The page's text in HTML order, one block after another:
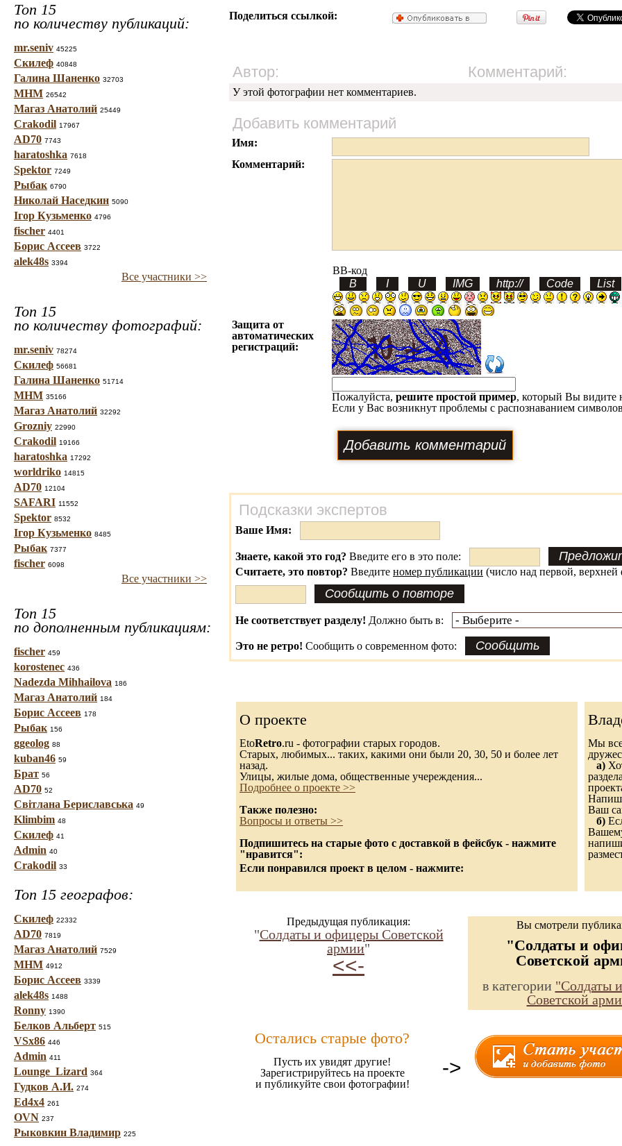
Топ 15
по количеству публикаций:
mr.seniv 45225
Скилеф 40848
Галина Шаненко 32703
МНМ 26542
Магаз Анатолий 25449
Crakodil 17967
AD70 7743
haratoshka 7618
Spektor 7249
Рыбак 6790
Николай Наседкин 5090
Ігор Кузьменко 4796
fischer 4401
Борис Ассеев 3722
alek48s 3394
Все участники >>
Топ 15
по количеству фотографий:
mr.seniv 78274
Скилеф 56681
Галина Шаненко 51714
МНМ 35166
Магаз Анатолий 32292
Grozniy 22990
Crakodil 19166
haratoshka 17292
worldriko 14815
AD70 12104
SAFARI 11552
Spektor 8532
Ігор Кузьменко 8485
Рыбак 7377
fischer 6098
Все участники >>
Топ 15
по дополненным публикациям:
fischer 459
korostenec 436
Nadezda Mihhailova 186
Магаз Анатолий 184
Борис Ассеев 178
Рыбак 156
ggeolog 88
kuban46 59
Брат 56
AD70 52
Світлана Бериславська 49
Klimbim 48
Скилеф 41
Admin 40
Crakodil 33
Топ 15 географов:
Скилеф 22332
AD70 7819
Магаз Анатолий 7529
МНМ 4912
Борис Ассеев 3339
alek48s 1488
Ronny 1390
Белков Альберт 515
VSx86 446
Admin 411
Lounge_Lizard 364
Гудков А.И. 274
Ed4x4 261
OVN 237
Рыковкин Владимир 225
Поделиться ссылкой:
Автор: Комментарий:
У этой фотографии нет комментариев.
Добавить комментарий
Имя:
Комментарий:
BB-код
Защита от
автоматических
регистраций:
Пожалуйста, решите простой пример, который Вы видите
Если у Вас возникнут проблемы с распознаванием
Подсказки экспертов
Ваше Имя:
Знаете, какой это год? Введите его в это поле:
Считаете, это повтор? Введите номер публикации (число над первой,
Не соответствует разделу! Должно быть в:
Это не ретро! Сообщить о современном фото:
О проекте
EtoRetro.ru - фотографии старых городов.
Старых, любимых... таких, какими они были 20, 30, 50 и более лет
назад.
Улицы, жилые дома, общественные учереждения...
Подробнее о проекте >>
Также полезно:
Вопросы и ответы >>
Подпишитесь на старые фото с доставкой в фейсбук - нажмите
"нравится":
Если понравился проект в целом - нажмите:
Мы
а)
Ваш
б)
Предыдущая публикация:
"Солдаты и офицеры Советской
армии"
<<-
Вы смотрели
"Солдаты и
Советской
в категории "Солдаты
Советской
Остались старые фото?
Пусть их увидят другие!
Зарегистрируйтесь на проекте
и публикуйте свои фотографии!
->